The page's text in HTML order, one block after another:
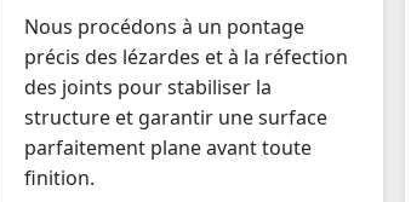
Nous procédons à un pontage
précis des lézardes et à la réfection
des joints pour stabiliser la
structure et garantir une surface
parfaitement plane avant toute
finition.